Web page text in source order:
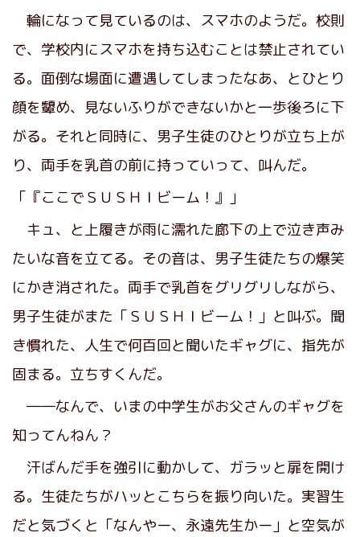
輪になって見ているのは、スマホのようだ。校則
で、学校内にスマホを持ち込むことは禁止されてい
る。面倒な場面に遭遇してしまったなあ、とひとり
顔を顰め、見ないふりができないかと一歩後ろに下
がる。それと同時に、男子生徒のひとりが立ち上が
り、両手を乳首の前に持っていって、叫んだ。
「『ここでＳＵＳＨＩビーム！』」
キュ、と上履きが雨に濡れた廊下の上で泣き声み
たいな音を立てる。その音は、男子生徒たちの爆笑
にかき消された。両手で乳首をグリグリしながら、
男子生徒がまた「ＳＵＳＨＩビーム！」と叫ぶ。聞
き慣れた、人生で何百回と聞いたギャグに、指先が
固まる。立ちすくんだ。
――なんで、いまの中学生がお父さんのギャグを
知ってんねん？
汗ばんだ手を強引に動かして、ガラッと扉を開け
る。生徒たちがハッとこちらを振り向いた。実習生
だと気づくと「なんやー、永遠先生かー」と空気が